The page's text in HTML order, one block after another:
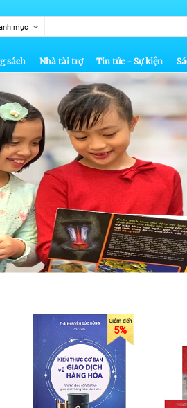
mục
sách Nhà tài trợ Tin tức - Sự kiện
5%